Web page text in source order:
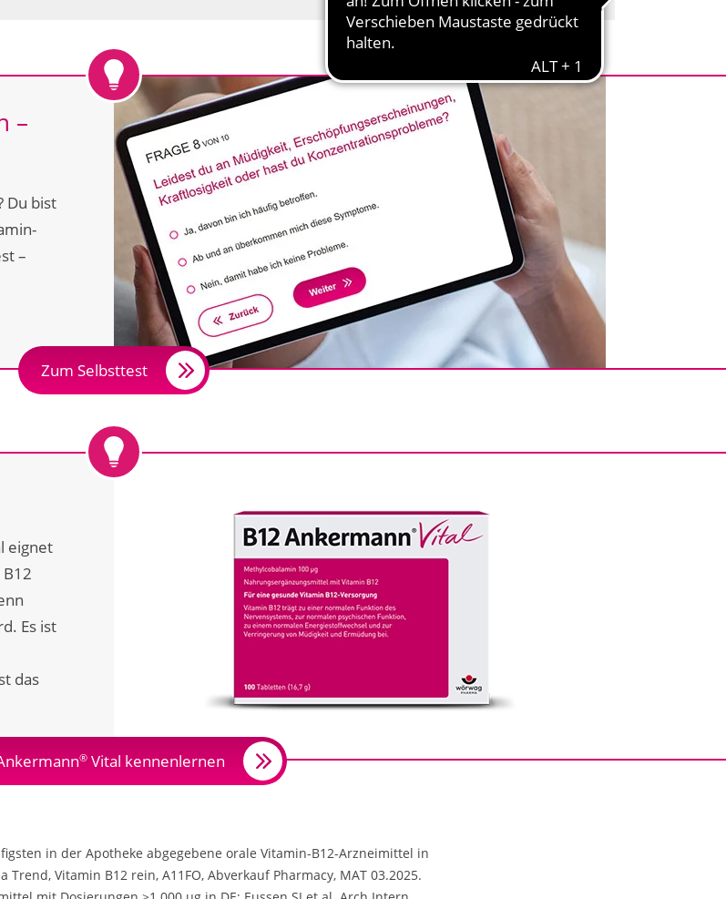
–
Du bist
–
Zum Selbsttest
eignet
Es ist
das
® Vital kennenlernen
in der Apotheke abgegebene orale Vitamin-B12-Arzneimittel in
Trend, Vitamin B12 rein, A11FO, Abverkauf Pharmacy, MAT 03.2025.